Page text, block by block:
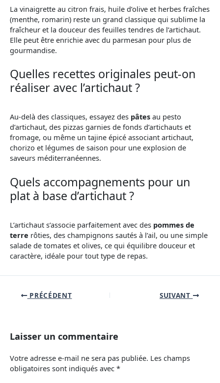
La vinaigrette au citron frais, huile d’olive et herbes fraîches
(menthe, romarin) reste un grand classique qui sublime la
fraîcheur et la douceur des feuilles tendres de l’artichaut.
Elle peut être enrichie avec du parmesan pour plus de
gourmandise.
Quelles recettes originales peut-on
réaliser avec l’artichaut ?
Au-delà des classiques, essayez des pâtes au pesto
d’artichaut, des pizzas garnies de fonds d’artichauts et
fromage, ou même un tajine épicé associant artichaut,
chorizo et légumes de saison pour une explosion de
saveurs méditerranéennes.
Quels accompagnements pour un
plat à base d’artichaut ?
L’artichaut s’associe parfaitement avec des pommes de
terre rôties, des champignons sautés à l’ail, ou une simple
salade de tomates et olives, ce qui équilibre douceur et
caractère, idéale pour tout type de repas.
PRÉCÉDENT SUIVANT
Laisser un commentaire
Votre adresse e-mail ne sera pas publiée. Les champs
obligatoires sont indiqués avec *